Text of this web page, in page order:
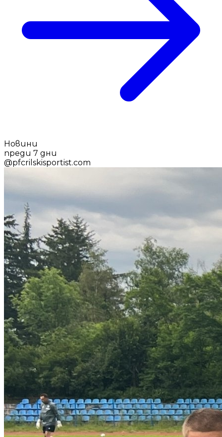
Новини
преди 7 дни
@pfcrilskisportist.com